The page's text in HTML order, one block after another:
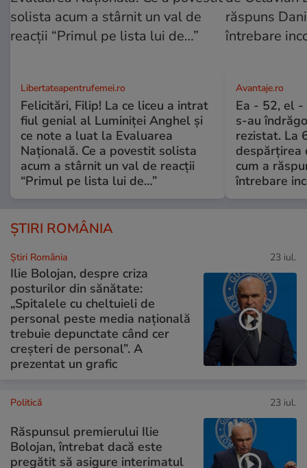
Libertateapentrufemei.ro
Felicitări, Filip! La ce liceu a intrat
fiul genial al Luminiței Anghel și
ce note a luat la Evaluarea
Națională. Ce a povestit solista
acum a stârnit un val de reacții
“Primul pe lista lui de…”
Avantaje.ro
Ea - 52, el -
s-au
rezistat. La
despărțirea
cum a
întrebare
ȘTIRI ROMÂNIA
Știri România 23 iul.
Ilie Bolojan, despre criza
posturilor din sănătate:
„Spitalele cu cheltuieli de
personal peste media națională
trebuie depunctate când cer
creșteri de personal”. A
prezentat un grafic
Politică 23 iul.
Răspunsul premierului Ilie
Bolojan, întrebat dacă este
pregătit să asigure interimatul